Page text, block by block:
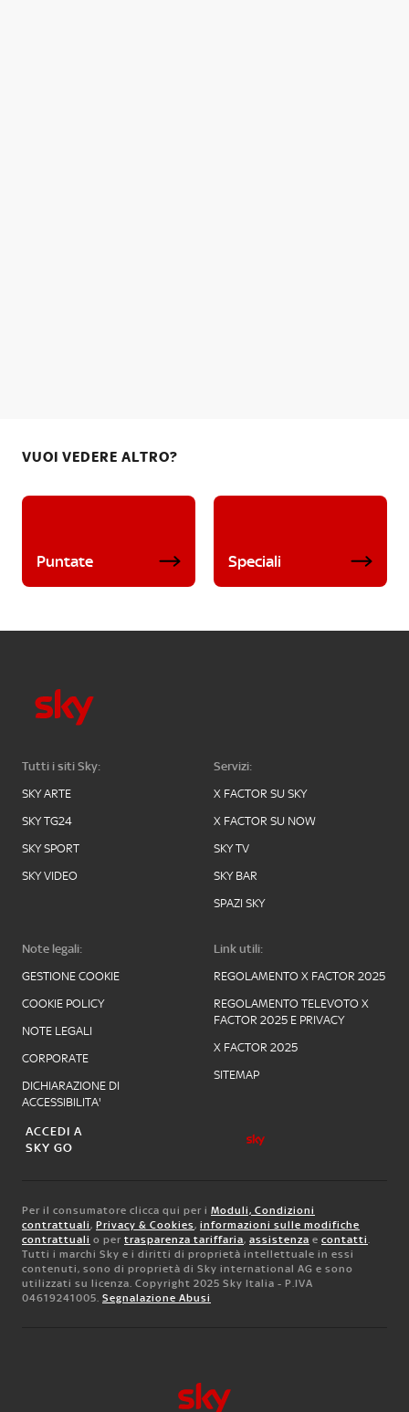
VUOI VEDERE ALTRO?
Puntate Speciali
Tutti i siti Sky:
SKY ARTE
SKY TG24
SKY SPORT
SKY VIDEO
Servizi:
X FACTOR SU SKY
X FACTOR SU NOW
SKY TV
SKY BAR
SPAZI SKY
Note legali:
GESTIONE COOKIE
COOKIE POLICY
NOTE LEGALI
CORPORATE
DICHIARAZIONE DI
ACCESSIBILITA'
Link utili:
REGOLAMENTO X FACTOR 2025
REGOLAMENTO TELEVOTO X
FACTOR 2025 E PRIVACY
X FACTOR 2025
SITEMAP
ACCEDI A
SKY GO
Per il consumatore clicca qui per i Moduli, Condizioni
contrattuali, Privacy & Cookies, informazioni sulle modifiche
contrattuali o per trasparenza tariffaria, assistenza e contatti.
Tutti i marchi Sky e i diritti di proprietà intellettuale in essi
contenuti, sono di proprietà di Sky international AG e sono
utilizzati su licenza. Copyright 2025 Sky Italia - P.IVA
04619241005. Segnalazione Abusi